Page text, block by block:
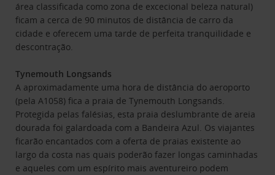
área classificada como zona de excecional beleza natural)
ficam a cerca de 90 minutos de distância de carro da
cidade e oferecem uma tarde de perfeita tranquilidade e
descontração.
Tynemouth Longsands
A aproximadamente uma hora de distância do aeroporto
(pela A1058) fica a praia de Tynemouth Longsands.
Protegida pelas falésias, esta praia deslumbrante de areia
dourada foi galardoada com a Bandeira Azul. Os viajantes
ficarão encantados com a oferta de praias existente ao
largo da costa nas quais poderão fazer longas caminhadas
e aqueles com um espírito mais aventureiro podem